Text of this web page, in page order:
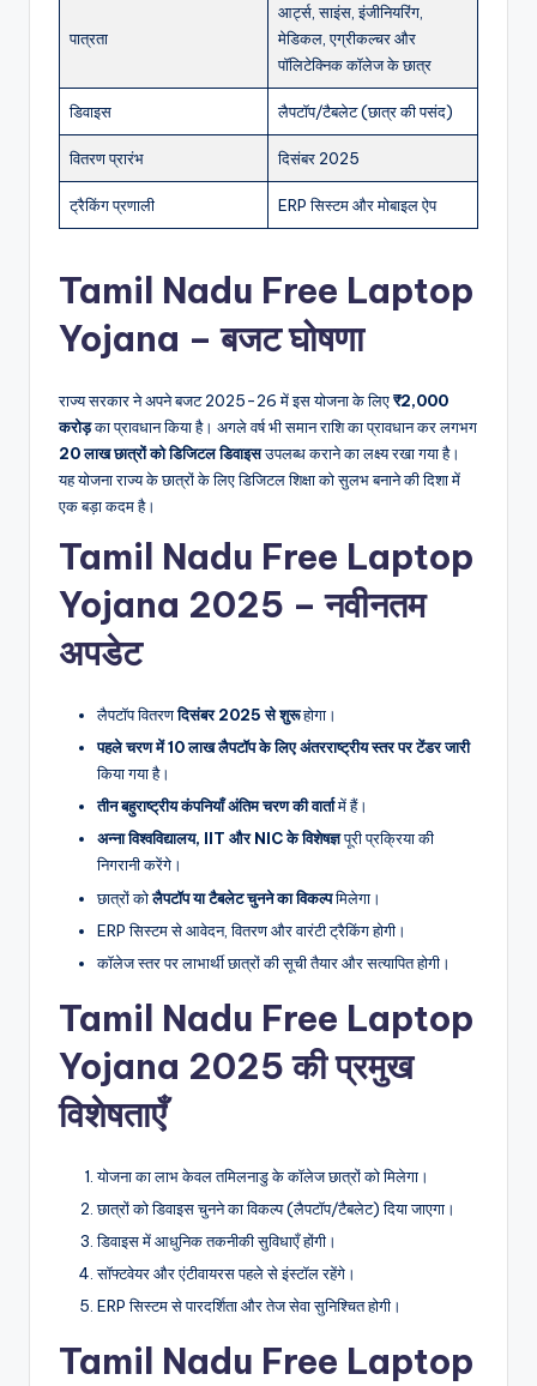
पात्रता
आर्ट्स, साइंस, इंजीनियरिंग,
मेडिकल, एग्रीकल्चर और
पॉलिटेक्निक कॉलेज के छात्र
डिवाइस लैपटॉप/टैबलेट (छात्र की पसंद)
वितरण प्रारंभ दिसंबर 2025
ट्रैकिंग प्रणाली ERP सिस्टम और मोबाइल ऐप
Tamil Nadu Free Laptop
Yojana – बजट घोषणा
राज्य सरकार ने अपने बजट 2025-26 में इस योजना के लिए₹2,000
करोड़का प्रावधान किया है। अगले वर्ष भी समान राशि का प्रावधान कर लगभग
20 लाख छात्रों को डिजिटल डिवाइसउपलब्ध कराने का लक्ष्य रखा गया है।
यह योजना राज्य के छात्रों के लिए डिजिटल शिक्षा को सुलभ बनाने की दिशा में
एक बड़ा कदम है।
Tamil Nadu Free Laptop
Yojana 2025 – नवीनतम
अपडेट
लैपटॉप वितरणदिसंबर 2025 से शुरूहोगा।
पहले चरण में 10 लाख लैपटॉप के लिए अंतरराष्ट्रीय स्तर पर टेंडर जारी
किया गया है।
तीन बहुराष्ट्रीय कंपनियाँ अंतिम चरण की वार्तामें हैं।
अन्ना विश्वविद्यालय, IIT और NIC के विशेषज्ञपूरी प्रक्रिया की
निगरानी करेंगे।
छात्रों कोलैपटॉप या टैबलेट चुनने का विकल्पमिलेगा।
ERP सिस्टम से आवेदन, वितरण और वारंटी ट्रैकिंग होगी।
कॉलेज स्तर पर लाभार्थी छात्रों की सूची तैयार और सत्यापित होगी।
Tamil Nadu Free Laptop
Yojana 2025 की प्रमुख
विशेषताएँ
योजना का लाभ केवल तमिलनाडु के कॉलेज छात्रों को मिलेगा।
छात्रों को डिवाइस चुनने का विकल्प (लैपटॉप/टैबलेट) दिया जाएगा।
डिवाइस में आधुनिक तकनीकी सुविधाएँ होंगी।
सॉफ्टवेयर और एंटीवायरस पहले से इंस्टॉल रहेंगे।
ERP सिस्टम से पारदर्शिता और तेज सेवा सुनिश्चित होगी।
Tamil Nadu Free Laptop